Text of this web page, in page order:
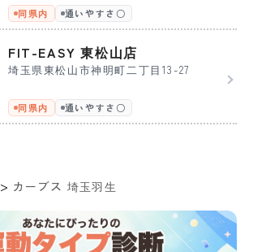
同県内 通いやすさ〇
FIT-EASY 東松山店
埼玉県東松山市神明町二丁目13-27
同県内 通いやすさ〇
> カーブス 埼玉羽生